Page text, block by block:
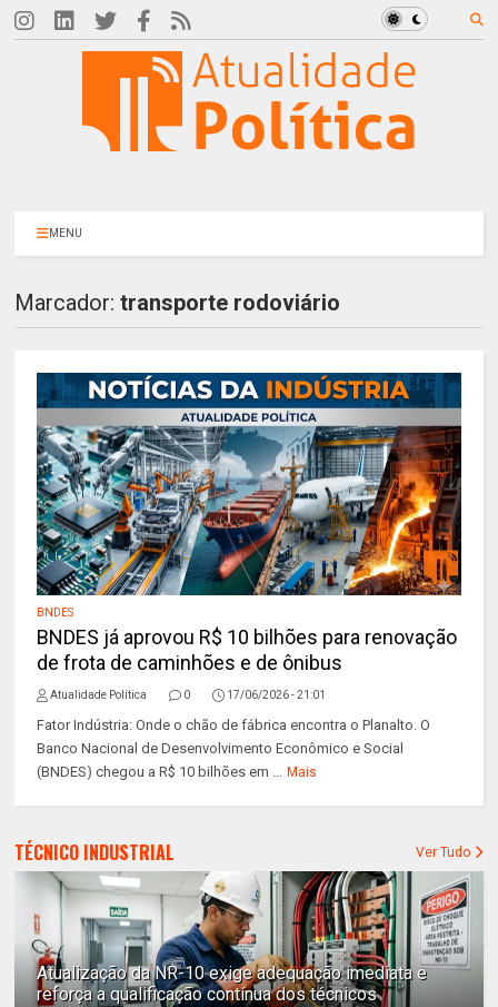
MENU
Marcador:transporte rodoviário
BNDES
BNDES já aprovou R$ 10 bilhões para renovação
de frota de caminhões e de ônibus
Atualidade Política 0 17/06/2026 - 21:01
Fator Indústria: Onde o chão de fábrica encontra o Planalto. O
Banco Nacional de Desenvolvimento Econômico e Social
(BNDES) chegou a R$ 10 bilhões em ... Mais
TÉCNICO INDUSTRIAL Ver Tudo
Atualização da NR-10 exige adequação imediata e
reforça a qualificação contínua dos técnicos